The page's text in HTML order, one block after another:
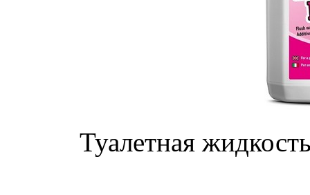
Туалетная